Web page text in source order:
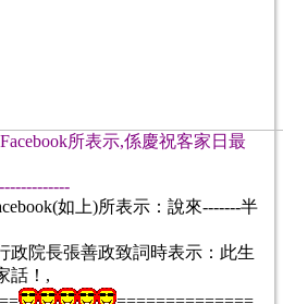
所表示,係慶祝客家日最
如上)所表示： 說來-------半
院長張善政致詞時表示：此生
話！,